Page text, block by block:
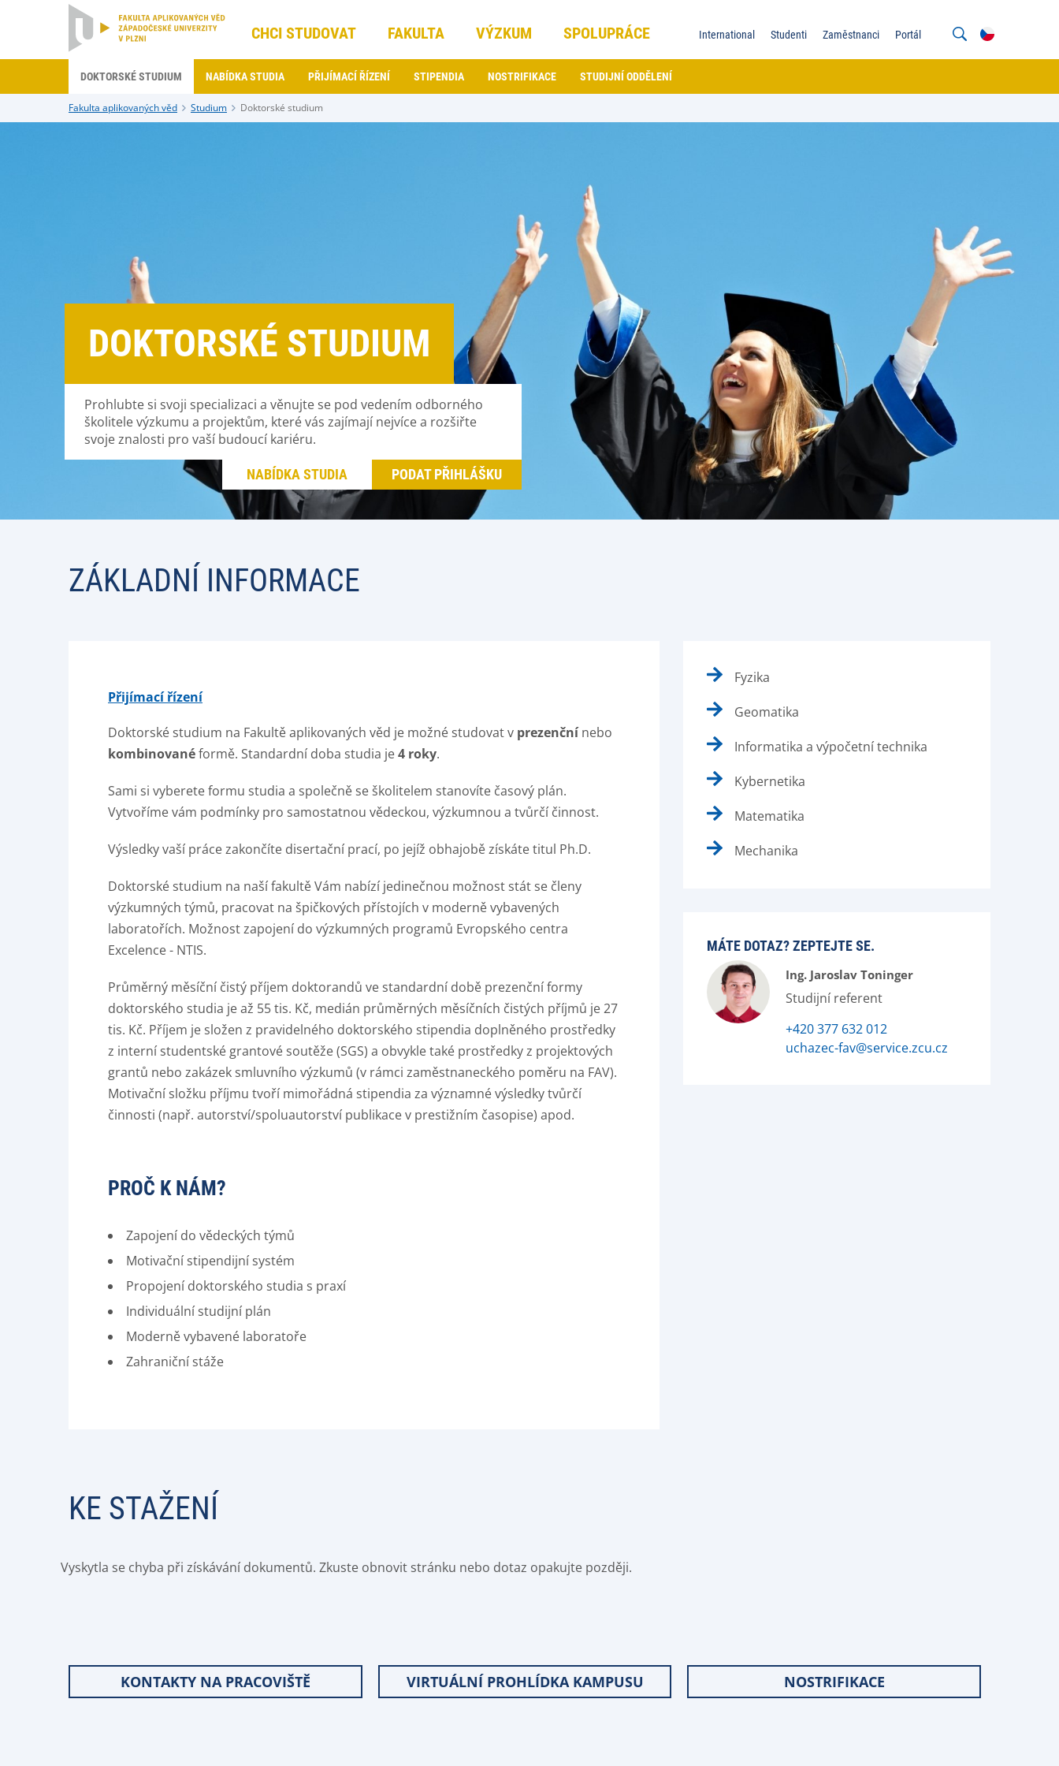
CHCI STUDOVAT FAKULTA VÝZKUM SPOLUPRÁCE International Studenti Zaměstnanci Portál
DOKTORSKÉ STUDIUM NABÍDKA STUDIA PŘIJÍMACÍ ŘÍZENÍ STIPENDIA NOSTRIFIKACE STUDIJNÍ ODDĚLENÍ
Fakulta aplikovaných věd Studium Doktorské studium
DOKTORSKÉ STUDIUM
Prohlubte si svoji specializaci a věnujte se pod vedením odborného
školitele výzkumu a projektům, které vás zajímají nejvíce a rozšiřte
svoje znalosti pro vaší budoucí kariéru.
PODAT PŘIHLÁŠKU
NABÍDKA STUDIA
ZÁKLADNÍ INFORMACE
Přijímací řízení
Doktorské studium na Fakultě aplikovaných věd je možné studovat v prezenčnínebo
kombinovanéformě. Standardní doba studia je4 roky.
Sami si vyberete formu studia a společně se školitelem stanovíte časový plán.
Vytvoříme vám podmínky pro samostatnou vědeckou, výzkumnou a tvůrčí činnost.
Výsledky vaší práce zakončíte disertační prací, po jejíž obhajobě získáte titul Ph.D.
Doktorské studium na naší fakultě Vám nabízí jedinečnou možnost stát se členy
výzkumných týmů, pracovat na špičkových přístojích v moderně vybavených
laboratořích. Možnost zapojení do výzkumných programů Evropského centra
Excelence - NTIS.
Průměrný měsíční čistý příjem doktorandů ve standardní době prezenční formy
doktorského studia je až 55 tis. Kč, medián průměrných měsíčních čistých příjmů je 27
tis. Kč. Příjem je složen z pravidelného doktorského stipendia doplněného prostředky
z interní studentské grantové soutěže (SGS) a obvykle také prostředky z projektových
grantů nebo zakázek smluvního výzkumů (v rámci zaměstnaneckého poměru na FAV).
Motivační složku příjmu tvoří mimořádná stipendia za významné výsledky tvůrčí
činnosti (např. autorství/spoluautorství publikace v prestižním časopise) apod.
PROČ K NÁM?
Zapojení do vědeckých týmů
Motivační stipendijní systém
Propojení doktorského studia s praxí
Individuální studijní plán
Moderně vybavené laboratoře
Zahraniční stáže
Fyzika
Geomatika
Informatika a výpočetní technika
Kybernetika
Matematika
Mechanika
MÁTE DOTAZ? ZEPTEJTE SE.
Ing. Jaroslav Toninger
Studijní referent
+420 377 632 012
uchazec-fav@service.zcu.cz
KE STAŽENÍ
Vyskytla se chyba při získávání dokumentů. Zkuste obnovit stránku nebo dotaz opakujte později.
KONTAKTY NA PRACOVIŠTĚ VIRTUÁLNÍ PROHLÍDKA KAMPUSU NOSTRIFIKACE